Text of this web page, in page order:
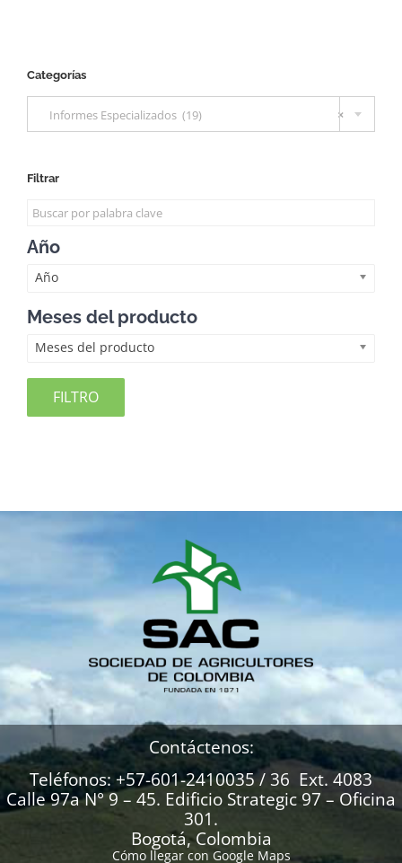
Categorías
×
Informes Especializados (19)
Filtrar
Año
Año
Meses del producto
Meses del producto
FILTRO
Contáctenos:
Teléfonos: +57-601-2410035 / 36 Ext. 4083
Calle 97a N° 9 – 45. Edificio Strategic 97 – Oficina
301.
Bogotá, Colombia
Cómo llegar con Google Maps